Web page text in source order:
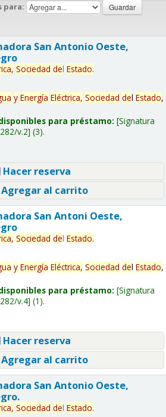
para:
San Antonio Oeste,
Sociedad del Estado.
y Energía Eléctrica, Sociedad del Estado,
para préstamo: Signatura
v.2 (3).
Hacer reserva
al carrito
San Antoni Oeste,
Sociedad del Estado.
y Energía Eléctrica, Sociedad del Estado,
para préstamo: Signatura
v.4 (1).
Hacer reserva
al carrito
San Antonio Oeste,
Sociedad del Estado.